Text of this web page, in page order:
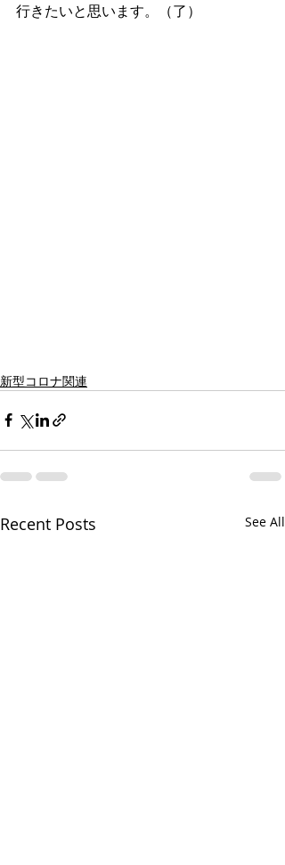
行きたいと思います。（了）
新型コロナ関連
Recent Posts See All